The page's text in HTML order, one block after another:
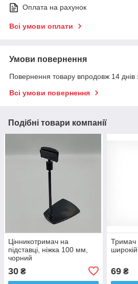
Оплата на рахунок
Всі умови оплати
Умови повернення
Повернення товару впродовж 14 днів
Всі умови повернення
Подібні товари компанії
Цінникотримач на
підставці, ніжка 100 мм,
чорний
30 ₴
Тримач
69₴